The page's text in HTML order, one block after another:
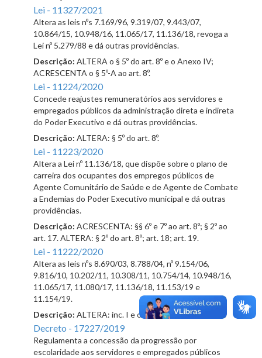
Lei - 11327/2021
Altera as leis nºs 7.169/96, 9.319/07, 9.443/07,
10.864/15, 10.948/16, 11.065/17, 11.136/18, revoga a
Lei nº 5.279/88 e dá outras providências.
Descrição: ALTERA o § 5º do art. 8º e o Anexo IV;
ACRESCENTA o § 5º-A ao art. 8º.
Lei - 11224/2020
Concede reajustes remuneratórios aos servidores e
empregados públicos da administração direta e indireta
do Poder Executivo e dá outras providências.
Descrição: ALTERA: § 5º do art. 8º.
Lei - 11223/2020
Altera a Lei nº 11.136/18, que dispõe sobre o plano de
carreira dos ocupantes dos empregos públicos de
Agente Comunitário de Saúde e de Agente de Combate
a Endemias do Poder Executivo municipal e dá outras
providências.
Descrição: ACRESCENTA: §§ 6º e 7º ao art. 8º; § 2º ao
art. 17. ALTERA: § 2º do art. 8º; art. 18; art. 19.
Lei - 11222/2020
Altera as leis nºs 8.690/03, 8.788/04, nº 9.154/06,
9.816/10, 10.202/11, 10.308/11, 10.754/14, 10.948/16,
11.065/17, 11.080/17, 11.136/18, 11.153/19 e
11.154/19.
Descrição: ALTERA: inc. I e o § 1º do art. 13.
Decreto - 17227/2019
Regulamenta a concessão da progressão por
escolaridade aos servidores e empregados públicos